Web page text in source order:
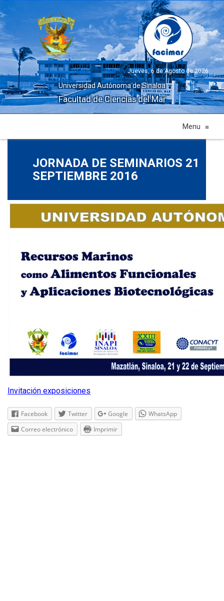
Jueves, 6 de Agosto de 2026
Universidad Autónoma de Sinaloa
Facultad de Ciencias del Mar
Menu ≡
JORNADA DE SEMINARIOS 21
SEPTIEMBRE 2016
Invitación exposiciones
Facebook Twitter Google
WhatsApp
Correo electrónico
Imprimir